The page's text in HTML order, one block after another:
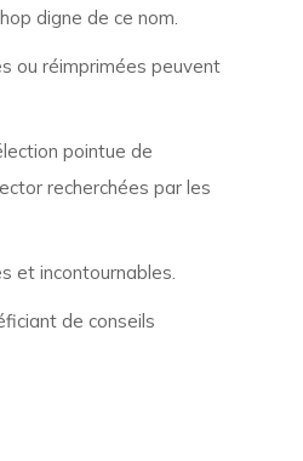
digne de ce nom.
ou réimprimées peuvent
pointue de
recherchées par les
et incontournables.
de conseils